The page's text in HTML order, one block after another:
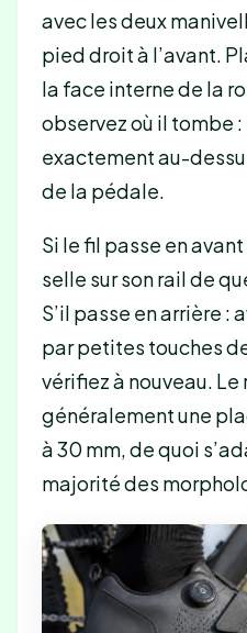
avec les deux
pied droit à l’avant.
la face interne de la
observez où il tombe
exactement au-
de la pédale.
Si le fil passe en
selle sur son rail de
S’il passe en arrière :
par petites touches
vérifiez à nouveau.
généralement une
à 30 mm, de quoi
majorité des